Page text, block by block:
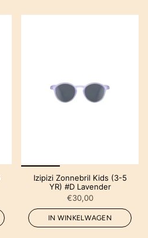
Izipizi Zonnebril Kids (3-5
YR) #D Lavender
€30,00
IN WINKELWAGEN